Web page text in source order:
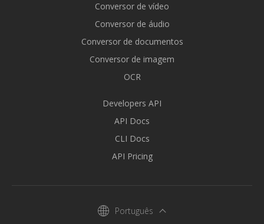
Conversor de vídeo
Conversor de áudio
Conversor de documentos
Conversor de imagem
OCR
Developers API
API Docs
CLI Docs
API Pricing
Português